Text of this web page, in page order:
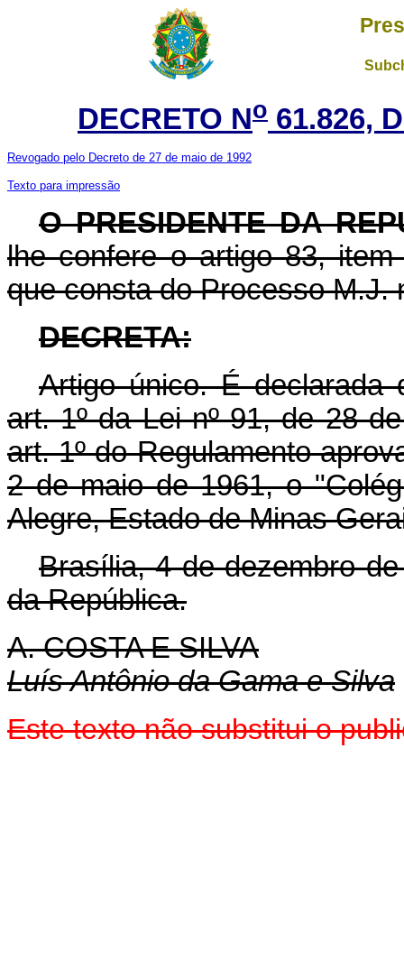
DECRETO No 61.826,
Revogado pelo Decreto de 27 de maio de 1992
Texto para impressão
O PRESIDENTE DA
lhe confere o artigo 83,
que consta do Processo M.J.
DECRETA:
Artigo único. É declarada
art. 1º da Lei nº 91, de 28
art. 1º do Regulamento
2 de maio de 1961, o
Alegre, Estado de Minas
Brasília, 4 de dezembro
da República.
A. COSTA E SILVA
Luís Antônio da Gama e Silva
Este texto não substitui o